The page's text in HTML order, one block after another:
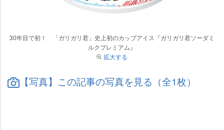
30年目で初！ 「ガリガリ君」史上初のカップアイス『ガリガリ君ソーダミ
ルクプレミアム』
拡大する
【写真】この記事の写真を見る（全1枚）